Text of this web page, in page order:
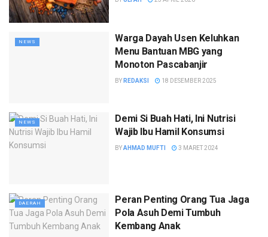
NEWS
Warga Dayah Usen Keluhkan
Menu Bantuan MBG yang
Monoton Pascabanjir
BY REDAKSI 18 DESEMBER 2025
NEWS
Demi Si Buah Hati, Ini Nutrisi
Wajib Ibu Hamil Konsumsi
BYAHMAD MUFTI 3 MARET 2024
DAERAH
Peran Penting Orang Tua Jaga
Pola Asuh Demi Tumbuh
Kembang Anak